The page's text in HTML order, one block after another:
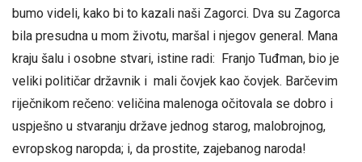
bumo videli, kako bi to kazali naši Zagorci. Dva su Zagorca
bila presudna u mom životu, maršal i njegov general. Mana
kraju šalu i osobne stvari, istine radi: Franjo Tuđman, bio je
veliki političar državnik i mali čovjek kao čovjek. Barčevim
riječnikom rečeno: veličina malenoga očitovala se dobro i
uspješno u stvaranju države jednog starog, malobrojnog,
evropskog naropda; i, da prostite, zajebanog naroda!